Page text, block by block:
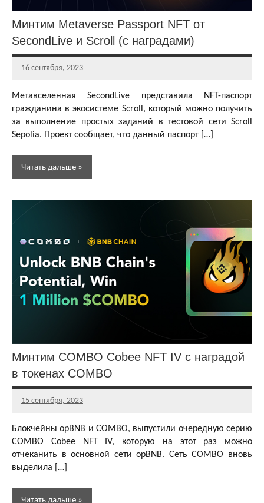
криптовалют
Бесплатная
криптовалюта
Минтим Metaverse Passport NFT от
SecondLive и Scroll (с наградами)
16 сентября, 2023
Главный
Метавселенная SecondLive представила NFT-паспорт
гражданина в экосистеме Scroll, который можно получить
за выполнение простых заданий в тестовой сети Scroll
Sepolia. Проект сообщает, что данный паспорт […]
Читать дальше
Play-To-
токенов
Аирдропы
и раздачи
NFT
криптовалют
Бесплатная
криптовалюта
Минтим COMBO Cobee NFT IV с наградой
в токенах COMBO
15 сентября, 2023
Главный
Блокчейны opBNB и COMBO, выпустили очередную серию
COMBO Cobee NFT IV, которую на этот раз можно
отчеканить в основной сети opBNB. Сеть COMBO вновь
выделила […]
Читать дальше